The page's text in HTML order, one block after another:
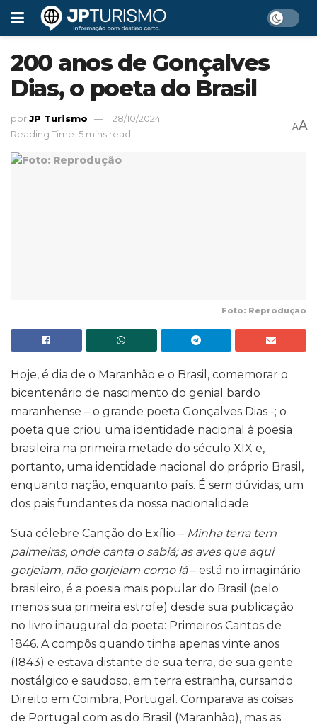
200 anos de Gonçalves
Dias, o poeta do Brasil
porJP Turismo
28/10/2024
Reading Time: 5 mins read
AA
Foto: Reprodução
Hoje, é dia de o Maranhão e o Brasil, comemorar o
bicentenário de nascimento do genial bardo
maranhense – o grande poeta Gonçalves Dias -; o
poeta que criou uma identidade nacional à poesia
brasileira na primeira metade do século XIX e,
portanto, uma identidade nacional do próprio Brasil,
enquanto nação, enquanto país. É sem dúvidas, um
dos pais fundantes da nossa nacionalidade.
Sua célebre Canção do Exílio – Minha terra tem
palmeiras, onde canta o sabiá; as aves que aqui
gorjeiam, não gorjeiam como lá– está no imaginário
brasileiro, é a poesia mais popular do Brasil (pelo
menos sua primeira estrofe) desde sua publicação
no livro inaugural do poeta: Primeiros Cantos de
1846. A compôs quando tinha apenas vinte anos
(1843) e estava distante de sua terra, de sua gente;
nostálgico e saudoso, em terra estranha, cursando
Direito em Coimbra, Portugal. Comparava as coisas
de Portugal com as do Brasil (Maranhão), mas as